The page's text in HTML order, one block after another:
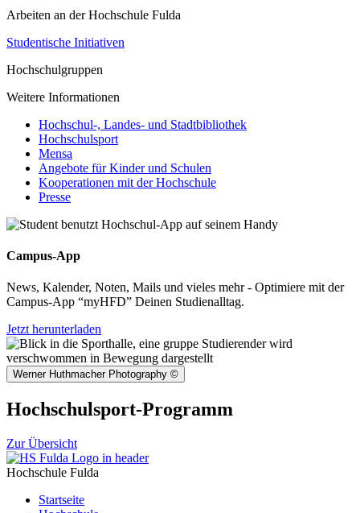
Arbeiten an der Hochschule Fulda
Studentische Initiativen
Hochschulgruppen
Weitere Informationen
Hochschul-, Landes- und Stadtbibliothek
Hochschulsport
Mensa
Angebote für Kinder und Schulen
Kooperationen mit der Hochschule
Presse
Campus-App
News, Kalender, Noten, Mails und vieles mehr - Optimiere mit der
Campus-App “myHFD” Deinen Studienalltag.
Jetzt herunterladen
Werner Huthmacher Photography ©
Hochschulsport-Programm
Zur Übersicht
Hochschule Fulda
Startseite